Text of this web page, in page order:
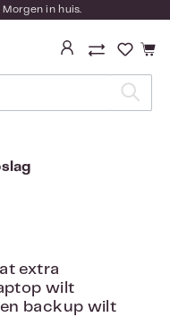
in huis.
Je
extra
wilt
backup wilt